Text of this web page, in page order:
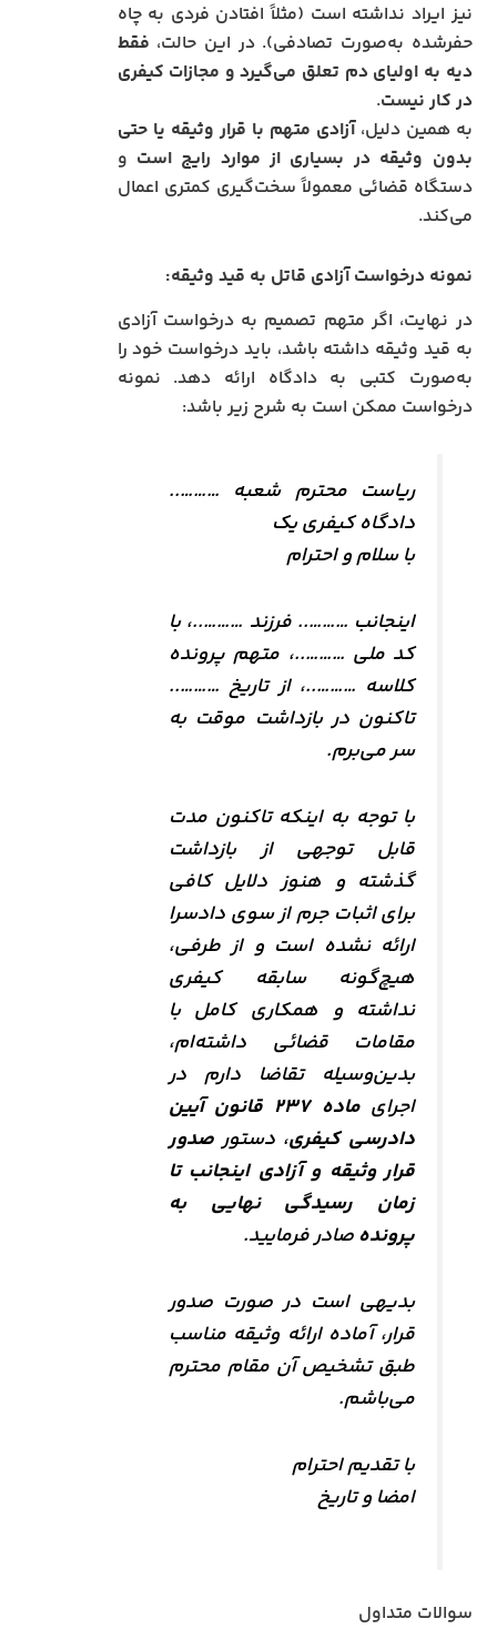
نیز ایراد نداشته است (مثلاً افتادن فردی به چاه
حفرشده به‌صورت تصادفی). در این حالت، فقط
دیه به اولیای دم تعلق می‌گیرد و مجازات کیفری
در کار نیست.
به همین دلیل،آزادی متهم با قرار وثیقه یا حتی
بدون وثیقه در بسیاری از موارد رایج است و
دستگاه قضائی معمولاً سخت‌گیری کمتری اعمال
می‌کند.
نمونه درخواست آزادی قاتل به قید وثیقه:
در نهایت، اگر متهم تصمیم به درخواست آزادی
به قید وثیقه داشته باشد، باید درخواست خود را
به‌صورت کتبی به دادگاه ارائه دهد. نمونه
درخواست ممکن است به شرح زیر باشد:
ریاست محترم شعبه ………..
دادگاه کیفری یک
با سلام و احترام
اینجانب ……….. فرزند ………..، با
کد ملی ………..، متهم پرونده
کلاسه ………..، از تاریخ ………..
تاکنون در بازداشت موقت به
سر می‌برم.
با توجه به اینکه تاکنون مدت
قابل توجهی از بازداشت
گذشته و هنوز دلایل کافی
برای اثبات جرم از سوی دادسرا
ارائه نشده است و از طرفی،
هیچ‌گونه سابقه کیفری
نداشته و همکاری کامل با
مقامات قضائی داشته‌ام،
بدین‌وسیله تقاضا دارم در
اجرای
ماده ۲۳۷ قانون آیین
دادرسی کیفری، دستورصدور
قرار وثیقه و آزادی اینجانب تا
زمان رسیدگی نهایی به
پروندهصادر فرمایید.
بدیهی است در صورت صدور
قرار، آماده ارائه وثیقه مناسب
طبق تشخیص آن مقام محترم
می‌باشم.
با تقدیم احترام
امضا و تاریخ
سوالات متداول